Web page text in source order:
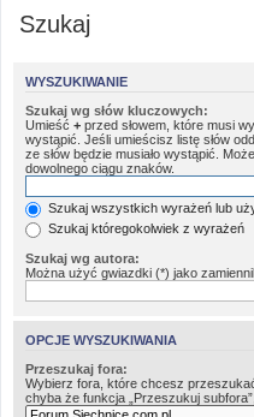
Szukaj
WYSZUKIWANIE
Szukaj wg słów kluczowych:
Umieść + przed słowem, które musi
wystąpić. Jeśli umieścisz listę słów
ze słów będzie musiało wystąpić.
dowolnego ciągu znaków.
Szukaj wszystkich wyrażeń lub
Szukaj któregokolwiek z wyrażeń
Szukaj wg autora:
Można użyć gwiazdki (*) jako
OPCJE WYSZUKIWANIA
Przeszukaj fora:
Wybierz fora, które chcesz
chyba że funkcja „Przeszukuj